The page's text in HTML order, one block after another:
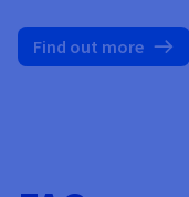
Find out more